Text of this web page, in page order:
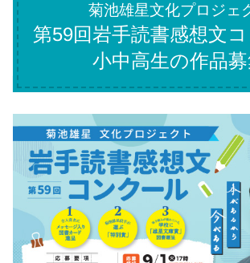
菊池雄星文化プロジェ
第59回岩手読書感想文
小中高生の作品